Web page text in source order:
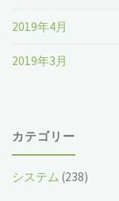
2019年4月
2019年3月
カテゴリー
システム (238)